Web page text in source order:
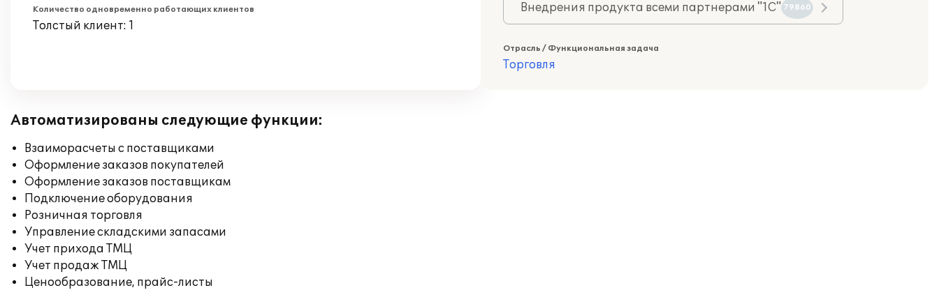
Количество одновременно работающих клиентов
Толстый клиент: 1
Внедрения продукта всеми партнерами "1С" 79860
Отрасль / Функциональная задача
Торговля
Автоматизированы следующие функции:
Взаиморасчеты с поставщиками
Оформление заказов покупателей
Оформление заказов поставщикам
Подключение оборудования
Розничная торговля
Управление складскими запасами
Учет прихода ТМЦ
Учет продаж ТМЦ
Ценообразование, прайс-листы